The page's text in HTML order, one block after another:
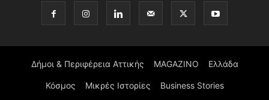
Δήμοι & Περιφέρεια Αττικής MAGAZINO Ελλάδα
Κόσμος Μικρές Ιστορίες Business Stories